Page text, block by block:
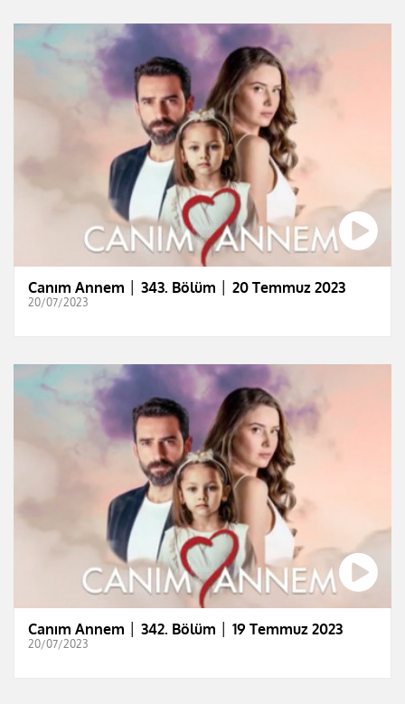
Canım Annem │ 343. Bölüm │ 20 Temmuz 2023
20/07/2023
Canım Annem │ 342. Bölüm │ 19 Temmuz 2023
20/07/2023